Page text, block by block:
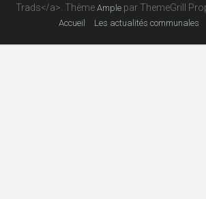
Trads</a>. ThèmeAmple par ThemeGrill
Accueil
Les actualités communales